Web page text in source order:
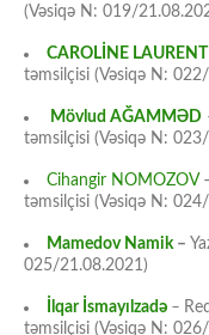
(Vəsiqə N: 019/
CAROLİNE
təmsilçisi (Vəsiqə N:
Mövlud AĞAMMƏD
təmsilçisi (Vəsiqə N:
Cihangir NOMOZOV
təmsilçisi (Vəsiqə N:
Mamedov Namik–
025/21.08.2021)
İlqar İsmayılzadə –
təmsilçisi (Vəsiqə N: